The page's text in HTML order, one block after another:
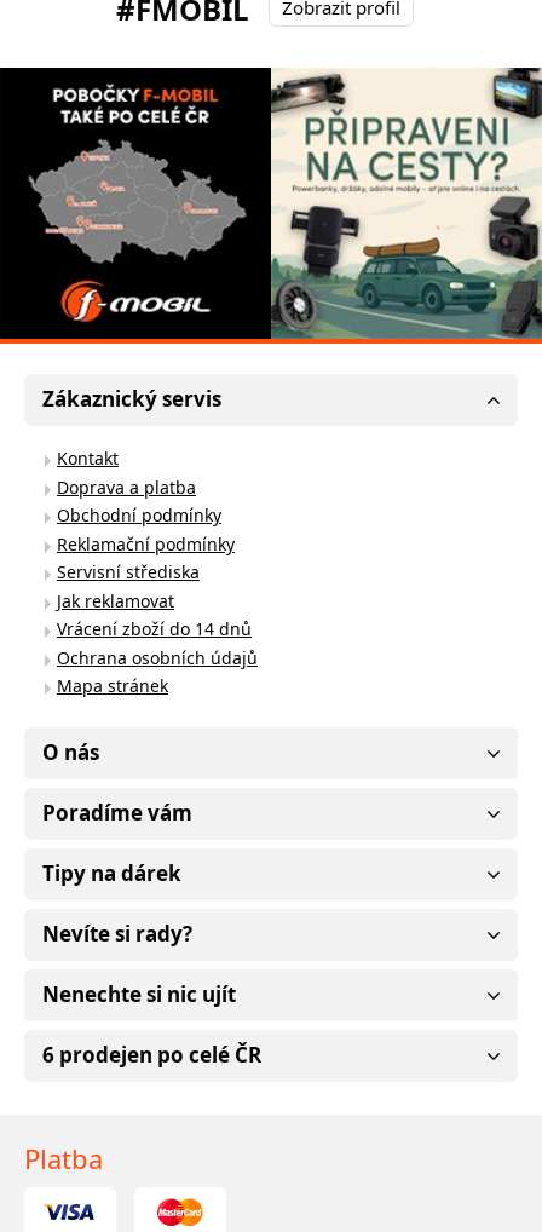
#FMOBIL
Zobrazit profil
Zákaznický servis
Kontakt
Doprava a platba
Obchodní podmínky
Reklamační podmínky
Servisní střediska
Jak reklamovat
Vrácení zboží do 14 dnů
Ochrana osobních údajů
Mapa stránek
O nás
Poradíme vám
Tipy na dárek
Nevíte si rady?
Nenechte si nic ujít
6 prodejen po celé ČR
Platba